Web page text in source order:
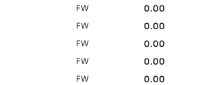
FW
0.00
FW
0.00
FW
0.00
FW
0.00
FW
0.00